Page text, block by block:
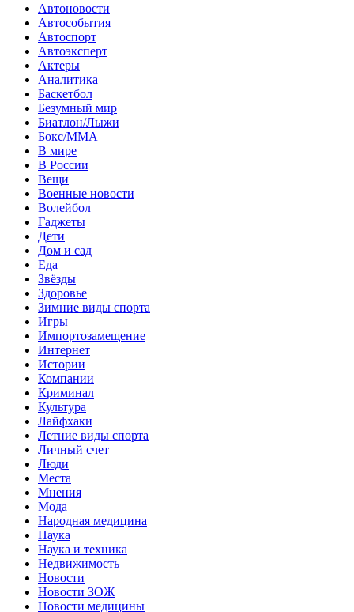
Автоновости
Автособытия
Автоспорт
Автоэксперт
Актеры
Аналитика
Баскетбол
Безумный мир
Биатлон/Лыжи
Бокс/MMA
В мире
В России
Вещи
Военные новости
Волейбол
Гаджеты
Дети
Дом и сад
Еда
Звёзды
Здоровье
Зимние виды спорта
Игры
Импортозамещение
Интернет
Истории
Компании
Криминал
Культура
Лайфхаки
Летние виды спорта
Личный счет
Люди
Места
Мнения
Мода
Народная медицина
Наука
Наука и техника
Недвижимость
Новости
Новости ЗОЖ
Новости медицины